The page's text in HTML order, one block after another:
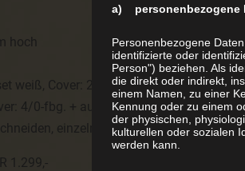
hoch
weiß, Cover: 250gr Spezialkarton
4/0-fbg. + außen glänzend
einzeln eingeschweißt,
1.299,-
a) personenbezogene
Personenbezogene
identifizierte oder
Person") beziehen. Als
die direkt oder indirekt,
einem Namen, zu einer
Kennung oder zu einem
der physischen,
kulturellen oder sozialen
werden kann.